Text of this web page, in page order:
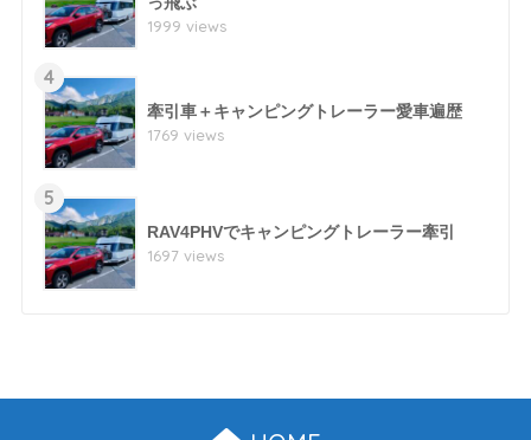
1999 views
4
牽引車＋キャンピングトレーラー愛車遍歴
1769 views
5
RAV4PHVでキャンピングトレーラー牽引
1697 views